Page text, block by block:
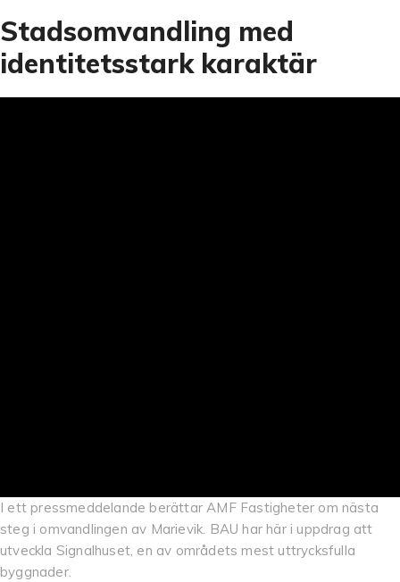
Stadsomvandling med
identitetsstark karaktär
I ett pressmeddelande berättar AMF Fastigheter om nästa
steg i omvandlingen av Marievik. BAU har här i uppdrag att
utveckla Signalhuset, en av områdets mest uttrycksfulla
byggnader.